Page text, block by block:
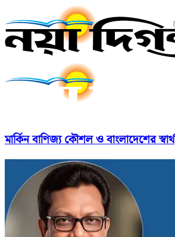
মার্কিন বাণিজ্য কৌশল ও বাংলাদেশের স্বার্থ